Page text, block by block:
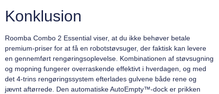
Konklusion
Roomba Combo 2 Essential viser, at du ikke behøver betale
premium-priser for at få en robotstøvsuger, der faktisk kan levere
en gennemført rengøringsoplevelse. Kombinationen af støvsugning
og mopning fungerer overraskende effektivt i hverdagen, og med
det 4-trins rengøringssystem efterlades gulvene både rene og
jævnt aftørrede. Den automatiske AutoEmpty™-dock er prikken